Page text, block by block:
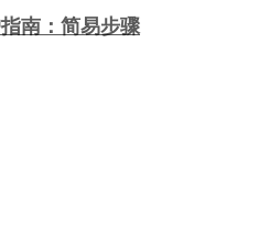
南：简易步骤